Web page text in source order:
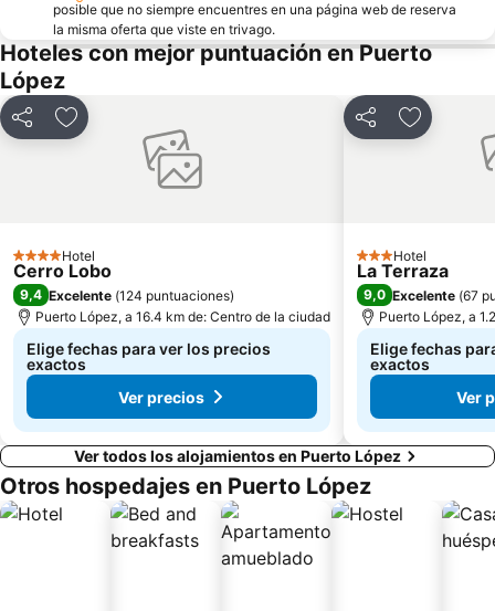
posible que no siempre encuentres en una página web de reserva
la misma oferta que viste en trivago.
Hoteles con mejor puntuación en Puerto
López
CompartirAgregar a favoritos
4 Estrellas
Hotel
Cerro Lobo
9,4 Excelente (124 puntuaciones)
Puerto López, a 16.4 km de: Centro de la ciudad
Elige fechas para ver los precios
exactos
Ver precios
CompartirAgregar
3 Estrellas
Hotel
La Terraza
9,0 Excelente (67
Puerto López, a
Elige fechas
exactos
Ver
Ver todos los alojamientos en Puerto López
Otros hospedajes en Puerto López